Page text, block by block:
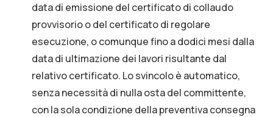
data di emissione del certificato di collaudo
provvisorio o del certificato di regolare
esecuzione, o comunque fino a dodici mesi dalla
data di ultimazione dei lavori risultante dal
relativo certificato. Lo svincolo è automatico,
senza necessità di nulla osta del committente,
con la sola condizione della preventiva consegna